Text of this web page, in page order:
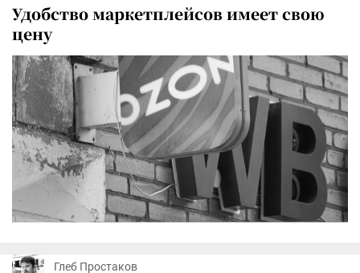
Удобство маркетплейсов имеет свою
цену
Глеб Простаков